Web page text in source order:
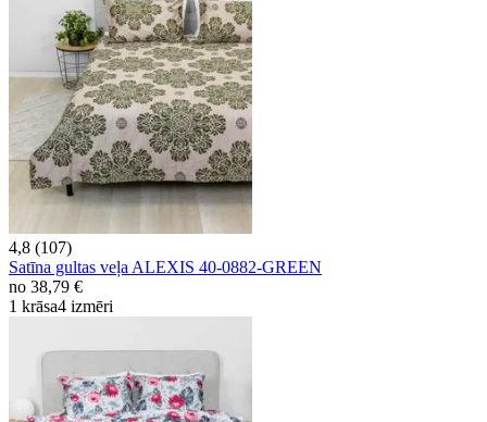
4,8 (107)
Satīna gultas veļa ALEXIS 40-0882-GREEN
no 38,79 €
1 krāsa4 izmēri